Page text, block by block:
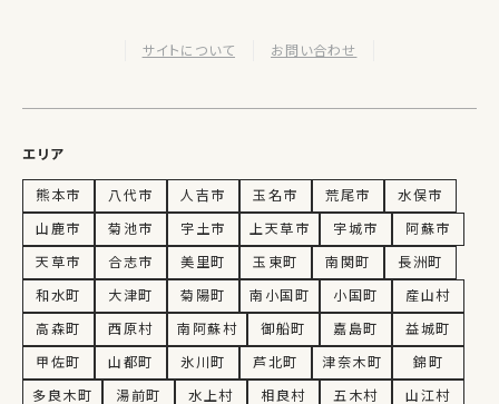
サイトについて お問い合わせ
エリア
熊本市 八代市 人吉市 玉名市 荒尾市
水俣市
山鹿市
菊池市 宇土市 上天草市 宇城市
阿蘇市
天草市
合志市 美里町 玉東町 南関町
長洲町
和水町
大津町 菊陽町 南小国町 小国町
産山村
高森町
西原村 南阿蘇村 御船町 嘉島町
益城町
甲佐町
山都町 氷川町 芦北町 津奈木町
錦町
多良木町
湯前町 水上村 相良村 五木村 山江村